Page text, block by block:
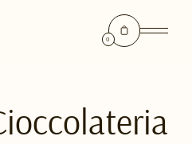
0